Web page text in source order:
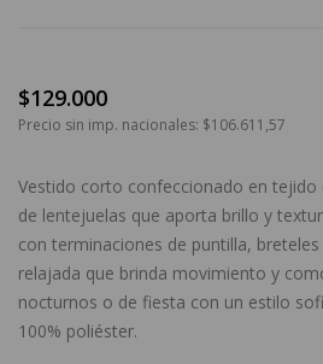
$129.000
Precio sin imp. nacionales: $106.611,57
Vestido corto confeccionado en tejido
de lentejuelas que aporta brillo y
con terminaciones de puntilla,
relajada que brinda movimiento y
nocturnos o de fiesta con un estilo
100% poliéster.